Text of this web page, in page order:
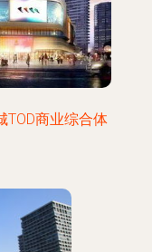
TOD商业综合体